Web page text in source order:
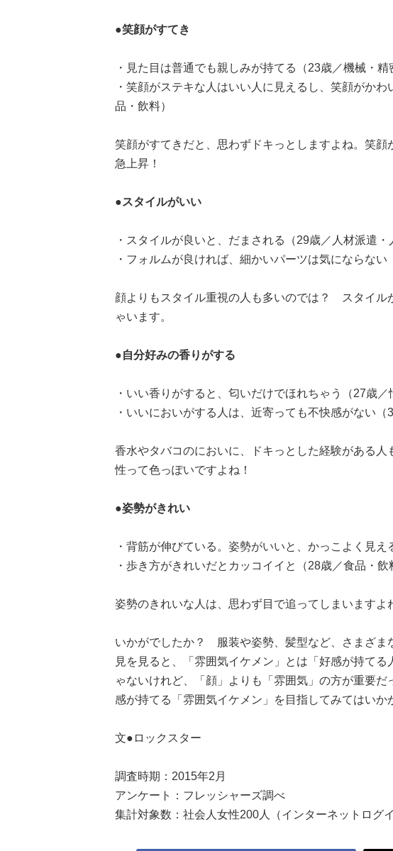
●笑顔がすてき
・見た目は普通でも親しみが持てる（23歳／機械・精
・笑顔がステキな人はいい人に見えるし、笑顔がか
品・飲料）
笑顔がすてきだと、思わずドキっとしますよね。笑
急上昇！
●スタイルがいい
・スタイルが良いと、だまされる（29歳／人材派遣・
・フォルムが良ければ、細かいパーツは気にならない
顔よりもスタイル重視の人も多いのでは？ スタイル
ゃいます。
●自分好みの香りがする
・いい香りがすると、匂いだけでほれちゃう（27歳／
・いいにおいがする人は、近寄っても不快感がない（
香水やタバコのにおいに、ドキっとした経験がある
性って色っぽいですよね！
●姿勢がきれい
・背筋が伸びている。姿勢がいいと、かっこよく見え
・歩き方がきれいだとカッコイイと（28歳／食品・飲
姿勢のきれいな人は、思わず目で追ってしまいますよ
いかがでしたか？ 服装や姿勢、髪型など、さまざま
見を見ると、「雰囲気イケメン」とは「好感が持て
ゃないけれど、「顔」よりも「雰囲気」の方が重要
感が持てる「雰囲気イケメン」を目指してみてはいか
文●ロックスター
調査時期：2015年2月
アンケート：フレッシャーズ調べ
集計対象数：社会人女性200人（インターネットログイ